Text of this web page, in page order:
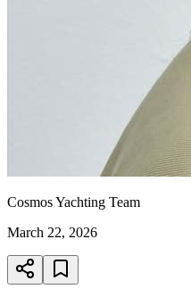
Cosmos Yachting Team
March 22, 2026